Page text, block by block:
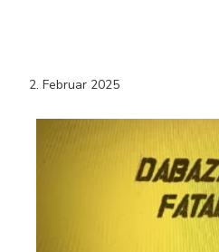
2. Februar 2025